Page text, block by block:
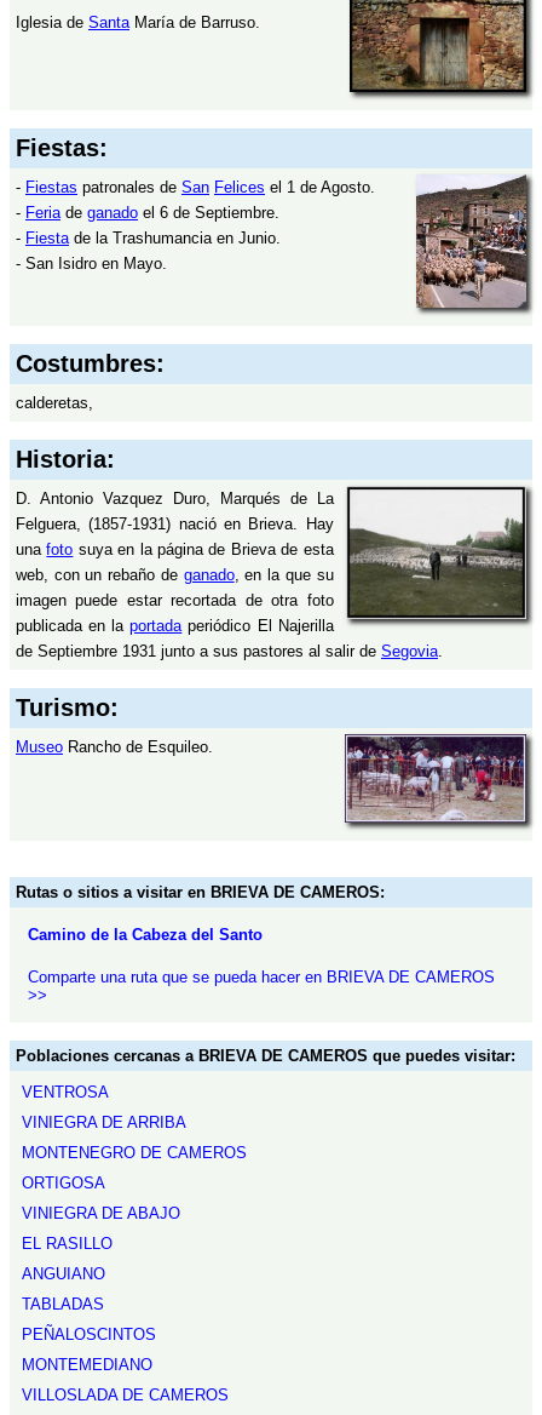
Iglesia de SantaMaría de Barruso.
Fiestas:
- Fiestas patronales de San Felices el 1 de Agosto.
- Feriade ganado el 6 de Septiembre.
- Fiestade la Trashumancia en Junio.
- San Isidro en Mayo.
Costumbres:
calderetas,
Historia:
D. Antonio Vazquez Duro, Marqués de La
Felguera, (1857-1931) nació en Brieva. Hay
unafoto suya en la página de Brieva de esta
web, con un rebaño de ganado, en la que su
imagen puede estar recortada de otra foto
publicada en laportadaperiódico El Najerilla
de Septiembre 1931 junto a sus pastores al salir de Segovia.
Turismo:
Museo Rancho de Esquileo.
Rutas o sitios a visitar en BRIEVA DE CAMEROS:
Camino de la Cabeza del Santo
Comparte una ruta que se pueda hacer en BRIEVA DE CAMEROS
>>
Poblaciones cercanas a BRIEVA DE CAMEROS que puedes visitar:
VENTROSA
VINIEGRA DE ARRIBA
MONTENEGRO DE CAMEROS
ORTIGOSA
VINIEGRA DE ABAJO
EL RASILLO
ANGUIANO
TABLADAS
PEÑALOSCINTOS
MONTEMEDIANO
VILLOSLADA DE CAMEROS